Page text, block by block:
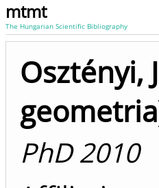
mtmt
The Hungarian Scientific Bibliography
Osztényi,
PhD 2010